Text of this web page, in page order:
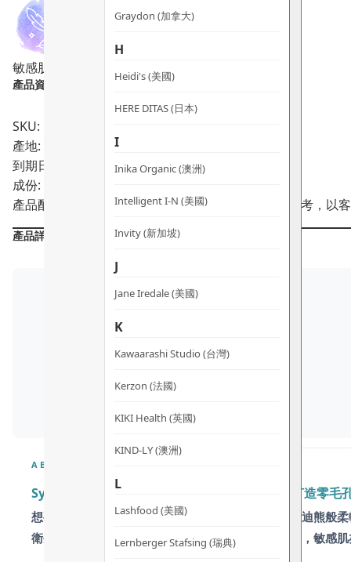
Graydon (加拿大)
H
Heidi's (美國)
HERE DITAS (日本)
I
Inika Organic (澳洲)
Intelligent I-N (美國)
Invity (新加坡)
J
Jane Iredale (美國)
K
Kawaarashi Studio (台灣)
Kerzon (法國)
KIKI Health (英國)
KIND-LY (澳洲)
L
Lashfood (美國)
Lernberger Stafsing (瑞典)
頭
掃
數
量
敏感肌適用
產品資料：
SKU: PRO00185
產地: 澳洲
到期日:
成份: 100% Acrylic
產品配方會不時作出更改，所有產品主要成分謹供參考，以
產品詳情
ABOUT
Synergie Minerals Kabuki礦物粉底圓頭掃 – 打造零毛
想要完美的底妝，工具是關鍵。這款被譽為擁有「泰迪熊般
衛生。專為抓取礦物粉而設，輕鬆打圈即可磨皮柔焦，敏感